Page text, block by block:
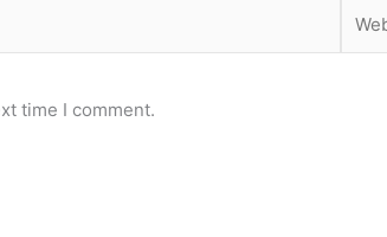
time I comment.